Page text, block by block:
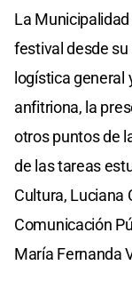
La
festival desde
logística general
anfitriona, la
otros puntos de
de las tareas
Cultura, Luciana
Comunicación
María Fernanda